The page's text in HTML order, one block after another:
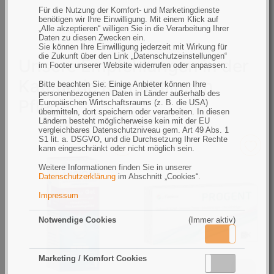
Für die Nutzung der Komfort- und Marketingdienste
benötigen wir Ihre Einwilligung. Mit einem Klick auf
„Alle akzeptieren“ willigen Sie in die Verarbeitung Ihrer
Daten zu diesen Zwecken ein.
Sie können Ihre Einwilligung jederzeit mit Wirkung für
die Zukunft über den Link „Datenschutzeinstellungen“
im Footer unserer Website widerrufen oder anpassen.
Bitte beachten Sie: Einige Anbieter können Ihre
personenbezogenen Daten in Länder außerhalb des
Europäischen Wirtschaftsraums (z. B. die USA)
übermitteln, dort speichern oder verarbeiten. In diesen
Ländern besteht möglicherweise kein mit der EU
vergleichbares Datenschutzniveau gem. Art 49 Abs. 1
S1 lit. a. DSGVO, und die Durchsetzung Ihrer Rechte
kann eingeschränkt oder nicht möglich sein.
Weitere Informationen finden Sie in unserer
Datenschutzerklärung im Abschnitt „Cookies“.
Impressum
Notwendige Cookies (Immer aktiv)
Marketing / Komfort Cookies
Unsere Empfehlungen in der
Kategorie Kontaktlinsen
Pflege